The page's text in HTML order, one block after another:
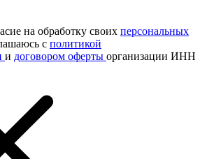
на обработку своих персональных
с политикой
и договором оферты организации ИНН